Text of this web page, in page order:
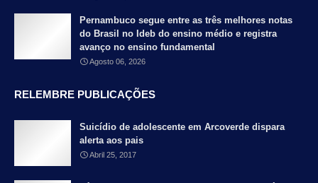
Pernambuco segue entre as três melhores notas
do Brasil no Ideb do ensino médio e registra
avanço no ensino fundamental
Agosto 06, 2026
RELEMBRE PUBLICAÇÕES
Suicídio de adolescente em Arcoverde dispara
alerta aos pais
Abril 25, 2017